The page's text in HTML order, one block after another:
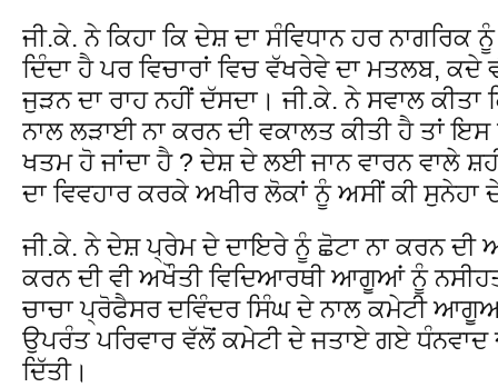
ਜੀ.ਕੇ. ਨੇ ਕਿਹਾ ਕਿ ਦੇਸ਼ ਦਾ ਸੰਵਿਧਾਨ ਹਰ
ਦਿੰਦਾ ਹੈ ਪਰ ਵਿਚਾਰਾਂ ਵਿਚ ਵੱਖਰੇਵੇ ਦਾ ਮਤਲਬ, ਕਦੇ
ਜੁੜਨ ਦਾ ਰਾਹ ਨਹੀਂ ਦੱਸਦਾ। ਜੀ.ਕੇ. ਨੇ ਸਵਾਲ
ਨਾਲ ਲੜਾਈ ਨਾ ਕਰਨ ਦੀ ਵਕਾਲਤ ਕੀਤੀ ਹੈ ਤਾਂ
ਖਤਮ ਹੋ ਜਾਂਦਾ ਹੈ ? ਦੇਸ਼ ਦੇ ਲਈ ਜਾਨ ਵਾਰਨ ਵਾਲੇ
ਦਾ ਵਿਵਹਾਰ ਕਰਕੇ ਅਖੀਰ ਲੋਕਾਂ ਨੂੰ ਅਸੀਂ ਕੀ ਸੁਨੇਹਾ
ਜੀ.ਕੇ. ਨੇ ਦੇਸ਼ ਪ੍ਰੇਮ ਦੇ ਦਾਇਰੇ ਨੂੰ ਛੋਟਾ ਨਾ ਕਰਨ ਦੀ
ਕਰਨ ਦੀ ਵੀ ਅਖੌਤੀ ਵਿਦਿਆਰਥੀ ਆਗੂਆਂ ਨੂੰ
ਚਾਚਾ ਪ੍ਰੋਫੈਸਰ ਦਵਿੰਦਰ ਸਿੰਘ ਦੇ ਨਾਲ ਕਮੇਟੀ
ਉਪਰੰਤ ਪਰਿਵਾਰ ਵੱਲੋਂ ਕਮੇਟੀ ਦੇ ਜਤਾਏ ਗਏ ਧੰਨਵਾਦ
ਦਿੱਤੀ।